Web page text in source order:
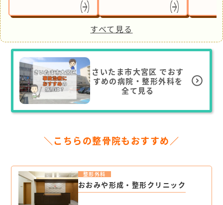
すべて見る
さいたま市大宮区 でおす
すめの病院・整形外科を
全て見る
＼こちらの整骨院もおすすめ／
おおみや形成・整形クリニック
整形外科